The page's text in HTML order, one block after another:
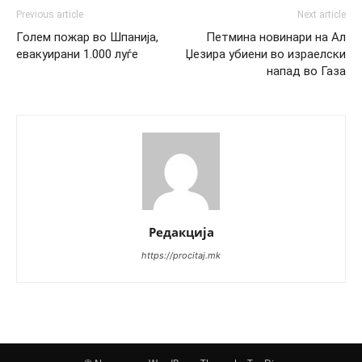
Previous article
Голем пожар во Шпанија,
евакуирани 1.000 луѓе
Next article
Петмина новинари на Ал
Џезира убиени во израелски
напад во Газа
Редакција
https://procitaj.mk